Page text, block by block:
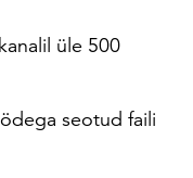
üle 500
seotud faili